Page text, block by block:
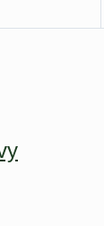
barvy